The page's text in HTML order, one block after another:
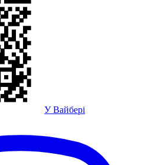
У Вайбері